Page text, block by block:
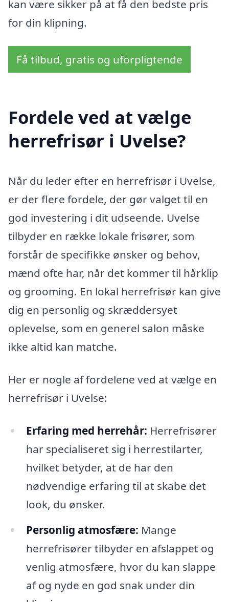
kan være sikker på at få den bedste pris
for din klipning.
Få tilbud, gratis og uforpligtende
Fordele ved at vælge
herrefrisør i Uvelse?
Når du leder efter en herrefrisør i Uvelse,
er der flere fordele, der gør valget til en
god investering i dit udseende. Uvelse
tilbyder en række lokale frisører, som
forstår de specifikke ønsker og behov,
mænd ofte har, når det kommer til hårklip
og grooming. En lokal herrefrisør kan give
dig en personlig og skræddersyet
oplevelse, som en generel salon måske
ikke altid kan matche.
Her er nogle af fordelene ved at vælge en
herrefrisør i Uvelse:
Erfaring med herrehår: Herrefrisører
har specialiseret sig i herrestilarter,
hvilket betyder, at de har den
nødvendige erfaring til at skabe det
look, du ønsker.
Personlig atmosfære: Mange
herrefrisører tilbyder en afslappet og
venlig atmosfære, hvor du kan slappe
af og nyde en god snak under din